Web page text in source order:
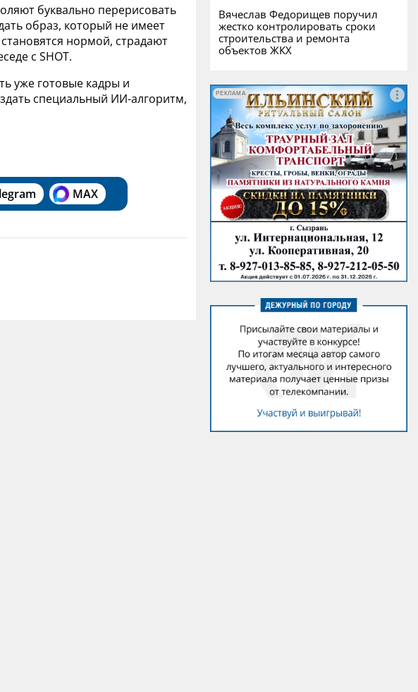
буквально перерисовать
образ, который не имеет
нормой, страдают
с SHOT.
уже готовые кадры и
специальный ИИ-алгоритм,
MAX
Вячеслав Федорищев поручил
жестко контролировать сроки
строительства и ремонта
объектов ЖКХ
РЕКЛАМА